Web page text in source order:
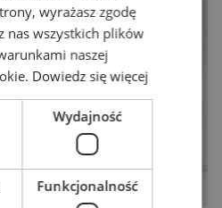
wyrażasz zgodę
nas wszystkich plików
naszej
Dowiedz się więcej
Wydajność
Funkcjonalność